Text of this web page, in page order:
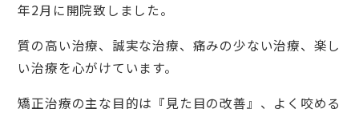
年2月に開院致しました。
質の高い治療、誠実な治療、痛みの少ない治療、楽し
い治療を心がけています。
矯正治療の主な目的は『見た目の改善』、よく咬める